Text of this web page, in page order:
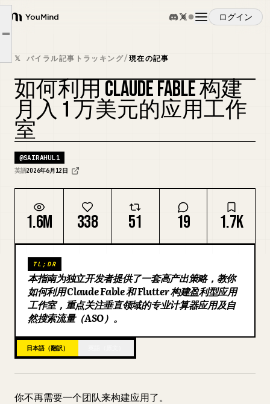
YouMind
ログイン
概要
ユースケース
スキル
プロンプト
ダウンロード
ブログ
更新情報
步骤 1 — 找到要构建的正确应用
𝕏 バイラル記事トラッキング/現在の記事
カバーをリミックス
如何利用 CLAUDE FABLE 构建
月入 1 万美元的应用工作
室
@SAIRAHUL1
英語2026年6月12日
1.6M 338 51 19 1.7K
TL;DR
本指南为独立开发者提供了一套高产出策略，教你
如何利用 Claude Fable 和 Flutter 构建盈利型应用
工作室，重点关注垂直领域的专业计算器应用及自
然搜索流量（ASO）。
日本語（翻訳）
你不再需要一个团队来构建应用了。